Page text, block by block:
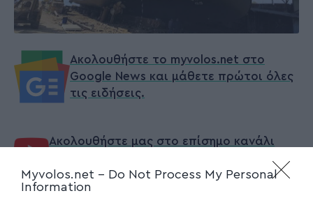
Myvolos.net - Do Not Process My Personal
Information
Ακολουθήστε το myvolos.net στο
Google News και μάθετε πρώτοι όλες
τις ειδήσεις.
Ακολουθήστε μας στο επίσημο κανάλι